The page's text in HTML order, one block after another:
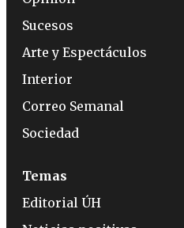
Sucesos
Arte y Espectáculos
Interior
Correo Semanal
Sociedad
Temas
Editorial ÚH